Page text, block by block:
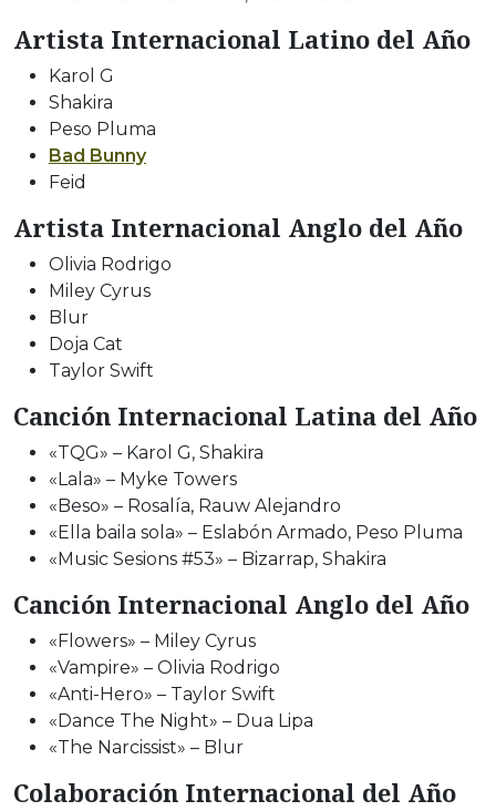
Artista Internacional Latino del Año
Karol G
Shakira
Peso Pluma
Bad Bunny
Feid
Artista Internacional Anglo del Año
Olivia Rodrigo
Miley Cyrus
Blur
Doja Cat
Taylor Swift
Canción Internacional Latina del Año
«TQG» – Karol G, Shakira
«Lala» – Myke Towers
«Beso» – Rosalía, Rauw Alejandro
«Ella baila sola» – Eslabón Armado, Peso Pluma
«Music Sesions #53» – Bizarrap, Shakira
Canción Internacional Anglo del Año
«Flowers» – Miley Cyrus
«Vampire» – Olivia Rodrigo
«Anti-Hero» – Taylor Swift
«Dance The Night» – Dua Lipa
«The Narcissist» – Blur
Colaboración Internacional del Año